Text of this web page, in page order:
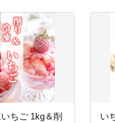
ちご 1kg＆削
い